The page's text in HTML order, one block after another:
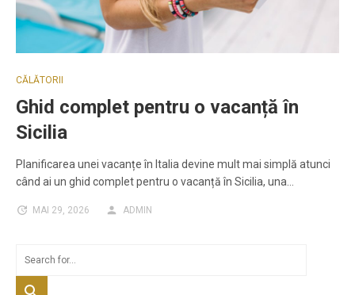
CĂLĂTORII
Ghid complet pentru o vacanță în
Sicilia
Planificarea unei vacanțe în Italia devine mult mai simplă atunci
când ai un ghid complet pentru o vacanță în Sicilia, una…
MAI 29, 2026 ADMIN